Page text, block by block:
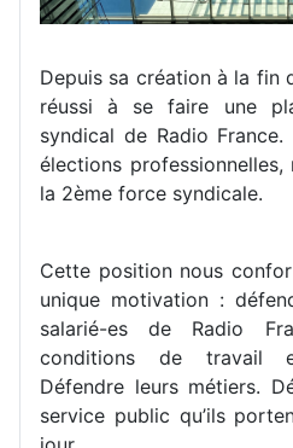
Depuis sa création à la fin
réussi à se faire une
syndical de Radio France.
élections
la 2ème force syndicale.
Cette position nous
unique motivation :
salarié-es de Radio
conditions de travail
Défendre leurs métiers.
service public qu’ils